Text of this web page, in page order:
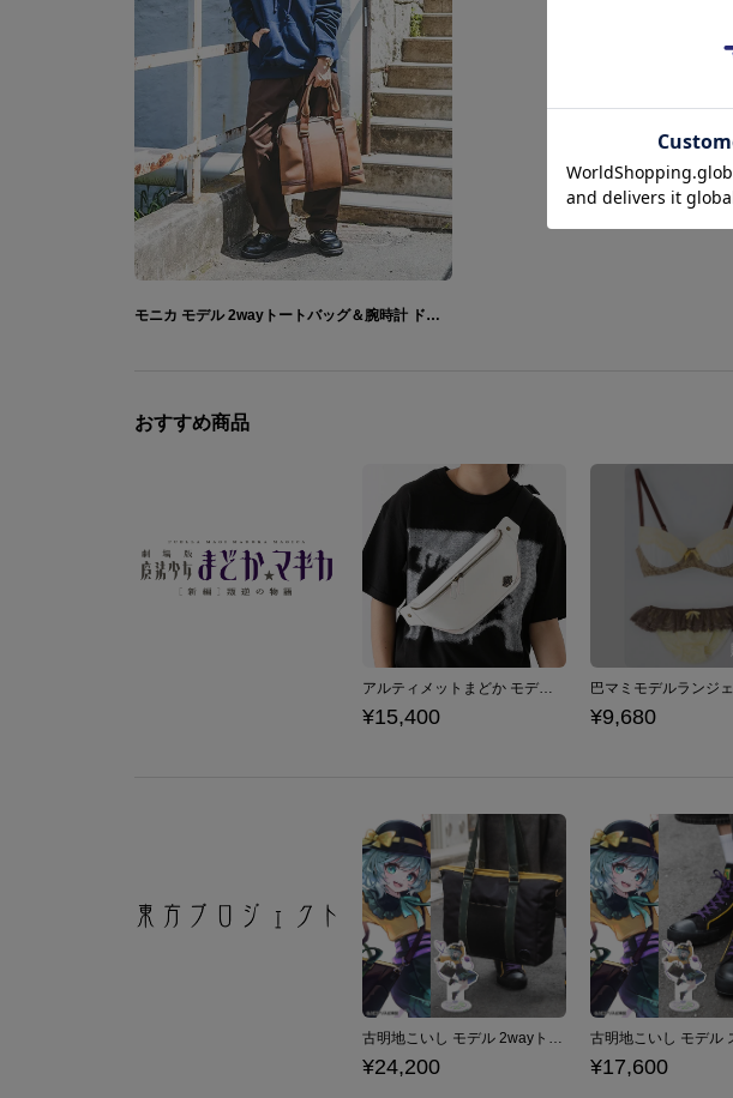
モニカ モデル 2wayトートバッグ＆腕時計 ドキドキ文芸部！
おすすめ商品
アルティメットまどか モデル ボディバッグ 魔法少女まどか☆マギカ
¥15,400 ¥9,680
古明地こいし モデル 2wayトートバッグ 東方Project
¥24,200 ¥17,600